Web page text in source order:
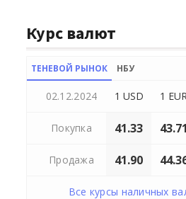
Курс валют
ТЕНЕВОЙ РЫНОК НБУ
02.12.2024 1 USD 1
Покупка 41.33 43.71
Продажа 41.90
Все курсы наличных